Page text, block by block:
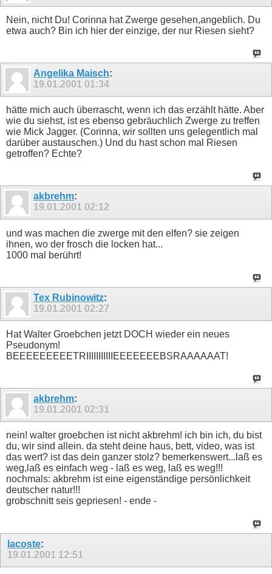
Nein, nicht Du! Corinna hat Zwerge gesehen,angeblich. Du
etwa auch? Bin ich hier der einzige, der nur Riesen sieht?
Angelika Maisch:
19.01.2001 01:34
hätte mich auch überrascht, wenn ich das erzählt hätte. Aber
wie du siehst, ist es ebenso gebräuchlich Zwerge zu treffen
wie Mick Jagger. (Corinna, wir sollten uns gelegentlich mal
darüber austauschen.) Und du hast schon mal Riesen
getroffen? Echte?
akbrehm:
19.01.2001 02:12
und was machen die zwerge mit den elfen? sie zeigen
ihnen, wo der frosch die locken hat...
1000 mal berührt!
Tex Rubinowitz:
19.01.2001 02:27
Hat Walter Groebchen jetzt DOCH wieder ein neues
Pseudonym!
BEEEEEEEEETRIIIIIIIIIIIEEEEEEEBSRAAAAAAT!
akbrehm:
19.01.2001 02:31
nein! walter groebchen ist nicht akbrehm! ich bin ich, du bist
du, wir sind allein. da steht deine haus, bett, video, was ist
das wert? ist das dein ganzer stolz? bemerkenswert...laß es
weg,laß es einfach weg - laß es weg, laß es weg!!!
nochmals: akbrehm ist eine eigenständige persönlichkeit
deutscher natur!!!
grobschnitt seis gepriesen! - ende -
lacoste:
19.01.2001 12:51